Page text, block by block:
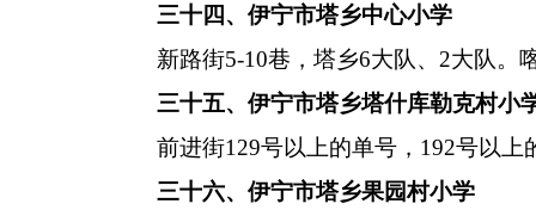
三十四、伊宁市塔乡中心小学
新路街5-10巷，塔乡6大队、2大队。
三十五、伊宁市塔乡塔什库勒克村小
前进街129号以上的单号，192号以
三十六、伊宁市塔乡果园村小学